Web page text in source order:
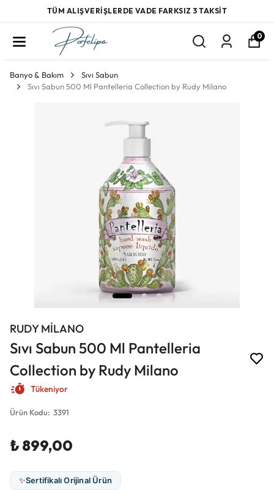
TÜM ALIŞVERİŞLERDE VADE FARKSIZ 3 TAKSİT
0
Banyo & Bakım
Sıvı Sabun
Sıvı Sabun 500 Ml Pantelleria Collection by Rudy Milano
RUDY MİLANO
Sıvı Sabun 500 Ml Pantelleria
Collection by Rudy Milano
Tükeniyor
Ürün Kodu: 3391
₺ 899,00
✨Sertifikalı Orijinal Ürün